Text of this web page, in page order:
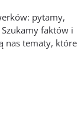
pytamy,
faktów i
nas tematy, które